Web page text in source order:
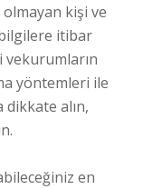
kişi ve
itibar
vekurumların
yöntemleri ile
alın,
en